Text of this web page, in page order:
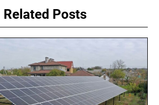
Related Posts